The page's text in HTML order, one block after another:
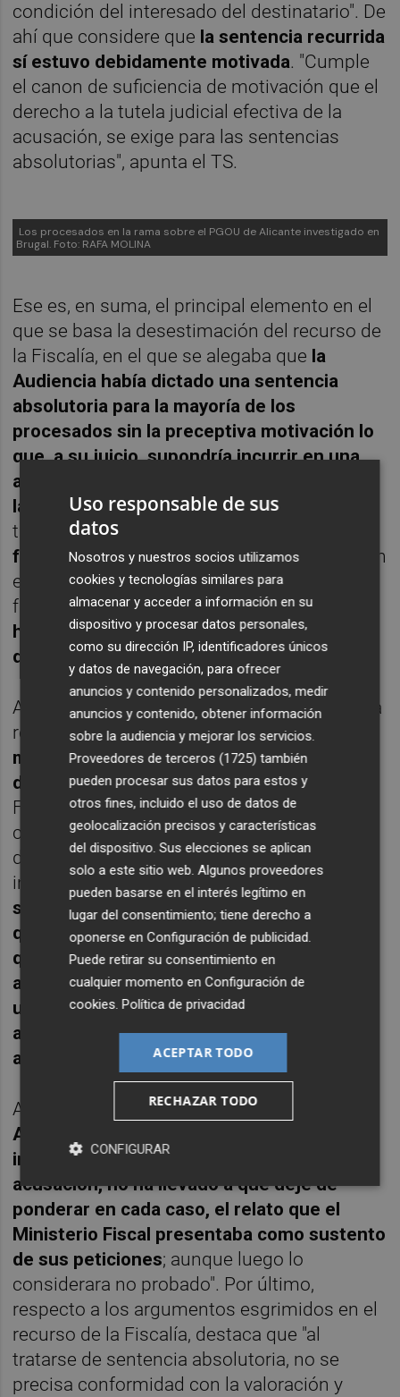
condición del interesado del destinatario". De
ahí que considere que la sentencia recurrida
sí estuvo debidamente motivada. "Cumple
el canon de suficiencia de motivación que el
derecho a la tutela judicial efectiva de la
acusación, se exige para las sentencias
absolutorias", apunta el TS.
Los procesados en la rama sobre el PGOU de Alicante investigado en
Brugal. Foto: RAFA MOLINA
Ese es, en suma, el principal elemento en el
que se basa la desestimación del recurso de
la Fiscalía, en el que se alegaba que la
Audiencia había dictado una sentencia
absolutoria para la mayoría de los
procesados sin la preceptiva motivación lo
que, a su juicio, supondría incurrir en una
arbitrariedad que conculcaría el derecho a
la tutela judicial efectiva.Al respecto, el alto
tribunal concluye que
fundamentación ni arbitrariedad,aunque sin
entrar a valorar si la decisión de la Audiencia
fue acertada o noal no poder entrar en los
hechos considerados y valorados de forma
directa por ese órgano judicial en el juicio
Así, a modo de resumen, el TS expone que la
resolución de la Audiencia, "en una
motivación detallada, acertada o no,
deniega el valor incriminatorio" que la
Fiscalía atribuía a las conversaciones
captadas entre los procesados y a la
documentación recopilada en la fase de
investigación, y señala que " cumplimenta
sobradamente las exigencias del derecho
que invoca la acusación pública; al tiempo
que expulsa cualquier atisbo de
arbitrariedad, revelando la subsistencia de
una mera discrepancia valorativa, no
asumible en la impugnación de sentencias
absolutorias"
Al tiempo, añade que el hecho de "
Audiencia Provincial, calificara como
impreciso o abstracto el escrito de
acusación, no ha llevado a que deje de
ponderar en cada caso, el relato que el
Ministerio Fiscal presentaba como sustento
de sus peticiones; aunque luego lo
considerara no probado". Por último,
respecto a los argumentos esgrimidos en el
recurso de la Fiscalía, destaca que "al
tratarse de sentencia absolutoria, no se
precisa conformidad con la valoración y
Uso responsable de sus
datos
Nosotros y nuestros socios utilizamos
cookies y tecnologías similares para
almacenar y acceder a información en su
dispositivo y procesar datos personales,
como su dirección IP, identificadores únicos
y datos de navegación, para ofrecer
anuncios y contenido personalizados, medir
anuncios y contenido, obtener información
sobre la audiencia y mejorar los servicios.
Proveedores de terceros (1725) también
pueden procesar sus datos para estos y
otros fines, incluido el uso de datos de
geolocalización precisos y características
del dispositivo. Sus elecciones se aplican
solo a este sitio web. Algunos proveedores
pueden basarse en el interés legítimo en
lugar del consentimiento; tiene derecho a
oponerse enConfiguración de publicidad.
Puede retirar su consentimiento en
cualquier momento enConfiguración de
cookies.Política de privacidad
ACEPTAR TODO
RECHAZAR TODO
CONFIGURAR